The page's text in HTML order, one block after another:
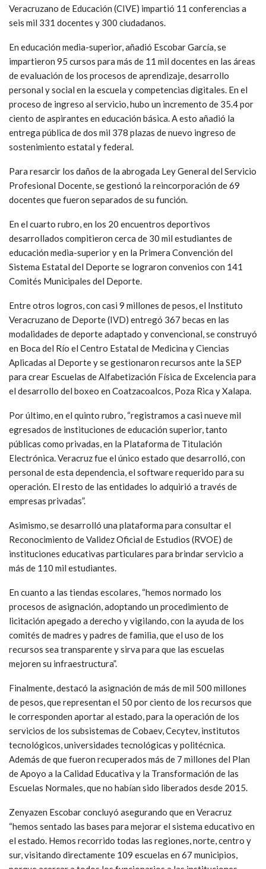
Veracruzano de Educación (CIVE) impartió 11 conferencias a
seis mil 331 docentes y 300 ciudadanos.
En educación media-superior, añadió Escobar García, se
impartieron 95 cursos para más de 11 mil docentes en las áreas
de evaluación de los procesos de aprendizaje, desarrollo
personal y social en la escuela y competencias digitales. En el
proceso de ingreso al servicio, hubo un incremento de 35.4 por
ciento de aspirantes en educación básica. A esto añadió la
entrega pública de dos mil 378 plazas de nuevo ingreso de
sostenimiento estatal y federal.
Para resarcir los daños de la abrogada Ley General del Servicio
Profesional Docente, se gestionó la reincorporación de 69
docentes que fueron separados de su función.
En el cuarto rubro, en los 20 encuentros deportivos
desarrollados compitieron cerca de 30 mil estudiantes de
educación media-superior y en la Primera Convención del
Sistema Estatal del Deporte se lograron convenios con 141
Comités Municipales del Deporte.
Entre otros logros, con casi 9 millones de pesos, el Instituto
Veracruzano de Deporte (IVD) entregó 367 becas en las
modalidades de deporte adaptado y convencional, se construyó
en Boca del Río el Centro Estatal de Medicina y Ciencias
Aplicadas al Deporte y se gestionaron recursos ante la SEP
para crear Escuelas de Alfabetización Física de Excelencia para
el desarrollo del boxeo en Coatzacoalcos, Poza Rica y Xalapa.
Por último, en el quinto rubro, “registramos a casi nueve mil
egresados de instituciones de educación superior, tanto
públicas como privadas, en la Plataforma de Titulación
Electrónica. Veracruz fue el único estado que desarrolló, con
personal de esta dependencia, el software requerido para su
operación. El resto de las entidades lo adquirió a través de
empresas privadas”.
Asimismo, se desarrolló una plataforma para consultar el
Reconocimiento de Validez Oficial de Estudios (RVOE) de
instituciones educativas particulares para brindar servicio a
más de 110 mil estudiantes.
En cuanto a las tiendas escolares, “hemos normado los
procesos de asignación, adoptando un procedimiento de
licitación apegado a derecho y vigilando, con la ayuda de los
comités de madres y padres de familia, que el uso de los
recursos sea transparente y sirva para que las escuelas
mejoren su infraestructura”.
Finalmente, destacó la asignación de más de mil 500 millones
de pesos, que representan el 50 por ciento de los recursos que
le corresponden aportar al estado, para la operación de los
servicios de los subsistemas de Cobaev, Cecytev, institutos
tecnológicos, universidades tecnológicas y politécnica.
Además de que fueron recuperados más de 7 millones del Plan
de Apoyo a la Calidad Educativa y la Transformación de las
Escuelas Normales, que no habían sido liberados desde 2015.
Zenyazen Escobar concluyó asegurando que en Veracruz
“hemos sentado las bases para mejorar el sistema educativo en
el estado. Hemos recorrido todas las regiones, norte, centro y
sur, visitando directamente 109 escuelas en 67 municipios,